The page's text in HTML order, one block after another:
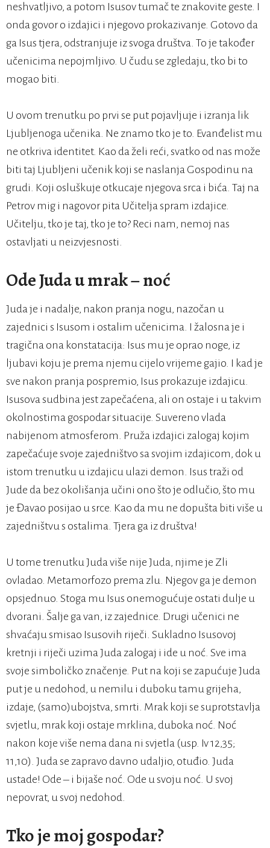
neshvatljivo, a potom Isusov tumač te znakovite geste. I
onda govor o izdajici i njegovo prokazivanje. Gotovo da
ga Isus tjera, odstranjuje iz svoga društva. To je također
učenicima nepojmljivo. U čudu se zgledaju, tko bi to
mogao biti.
U ovom trenutku po prvi se put pojavljuje i izranja lik
Ljubljenoga učenika. Ne znamo tko je to. Evanđelist mu
ne otkriva identitet. Kao da želi reći, svatko od nas može
biti taj Ljubljeni učenik koji se naslanja Gospodinu na
grudi. Koji osluškuje otkucaje njegova srca i bića. Taj na
Petrov mig i nagovor pita Učitelja spram izdajice.
Učitelju, tko je taj, tko je to? Reci nam, nemoj nas
ostavljati u neizvjesnosti.
Ode Juda u mrak – noć
Juda je i nadalje, nakon pranja nogu, nazočan u
zajednici s Isusom i ostalim učenicima. I žalosna je i
tragična ona konstatacija: Isus mu je oprao noge, iz
ljubavi koju je prema njemu cijelo vrijeme gajio. I kad je
sve nakon pranja pospremio, Isus prokazuje izdajicu.
Isusova sudbina jest zapečaćena, ali on ostaje i u takvim
okolnostima gospodar situacije. Suvereno vlada
nabijenom atmosferom. Pruža izdajici zalogaj kojim
zapečaćuje svoje zajedništvo sa svojim izdajicom, dok u
istom trenutku u izdajicu ulazi demon. Isus traži od
Jude da bez okolišanja učini ono što je odlučio, što mu
je Đavao posijao u srce. Kao da mu ne dopušta biti više u
zajedništvu s ostalima. Tjera ga iz društva!
U tome trenutku Juda više nije Juda, njime je Zli
ovladao. Metamorfozo prema zlu. Njegov ga je demon
opsjednuo. Stoga mu Isus onemogućuje ostati dulje u
dvorani. Šalje ga van, iz zajednice. Drugi učenici ne
shvaćaju smisao Isusovih riječi. Sukladno Isusovoj
kretnji i riječi uzima Juda zalogaj i ide u noć. Sve ima
svoje simboličko značenje. Put na koji se zapućuje Juda
put je u nedohod, u nemilu i duboku tamu grijeha,
izdaje, (samo)ubojstva, smrti. Mrak koji se suprotstavlja
svjetlu, mrak koji ostaje mrklina, duboka noć. Noć
nakon koje više nema dana ni svjetla (usp. Iv 12,35;
11,10). Juda se zapravo davno udaljio, otuđio. Juda
ustade! Ode – i bijaše noć. Ode u svoju noć. U svoj
nepovrat, u svoj nedohod.
Tko je moj gospodar?